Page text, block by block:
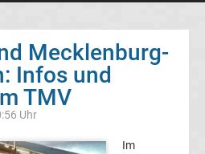
Mecklenburg-
Infos und
TMV
Uhr
Im